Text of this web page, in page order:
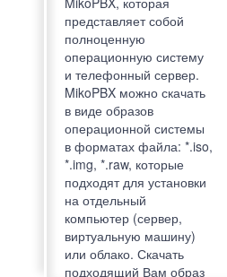
представляет собой
полноценную
операционную систему
и телефонный сервер.
MikoPBX можно скачать
в виде образов
операционной системы
в форматах файла: *.iso,
*.img, *.raw, которые
подходят для установки
на отдельный
компьютер (сервер,
виртуальную машину)
или облако. Скачать
подходящий Вам образ